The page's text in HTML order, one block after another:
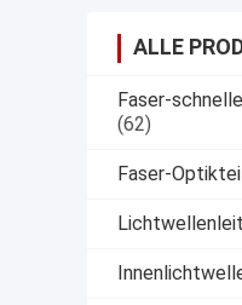
ALLE
Faser-
(62)
Faser-